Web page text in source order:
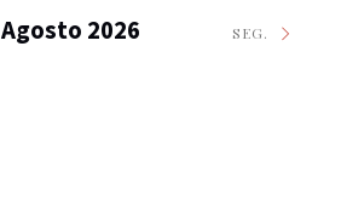
Agosto 2026 SEG.